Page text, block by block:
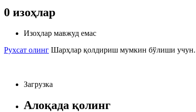
0 изоҳлар
Изоҳлар мавжуд емас
Рухсат олинг Шарҳлар қолдириш мумкин бўлиши учун.
Загрузка
Алоқада қолинг